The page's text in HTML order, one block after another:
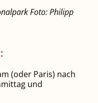
Foto: Philipp
(oder Paris) nach
und